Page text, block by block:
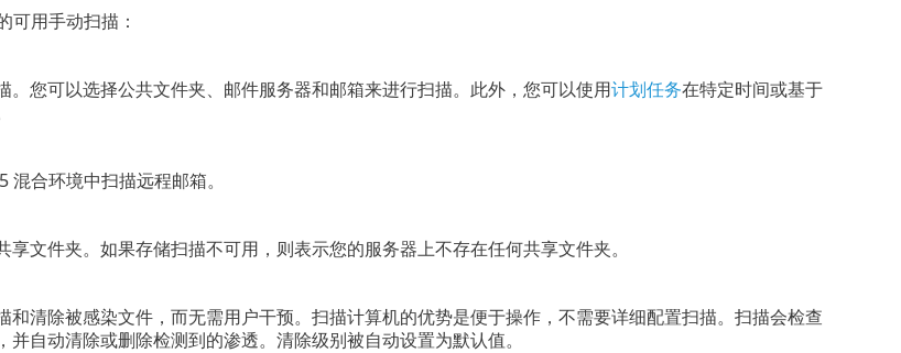
可用手动扫描：
。您可以选择公共文件夹、邮件服务器和邮箱来进行扫描。此外，您可以使用计划任务在特定时间或基于
合环境中扫描远程邮箱。
享文件夹。如果存储扫描不可用，则表示您的服务器上不存在任何共享文件夹。
和清除被感染文件，而无需用户干预。扫描计算机的优势是便于操作，不需要详细配置扫描。扫描会检查
自动清除或删除检测到的渗透。清除级别被自动设置为默认值。